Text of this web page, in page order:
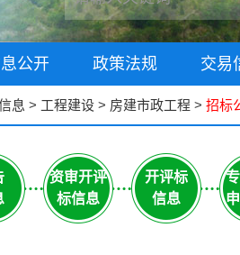
公开 政策法规 交易
息 > 工程建设 > 房建市政工程 > 招标
资审开评
标信息
开评标
信息